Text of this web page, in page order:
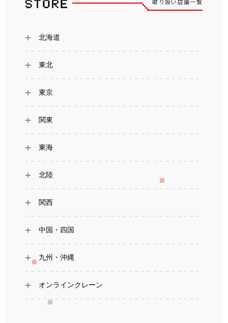
北海道
東北
東京
関東
東海
北陸
関西
中国・四国
九州・沖縄
オンラインクレーン